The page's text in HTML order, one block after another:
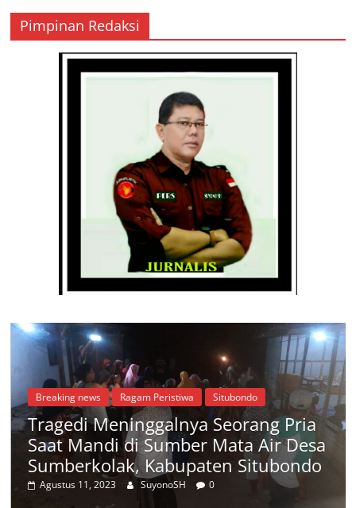
Pimpinan Redaksi
Breaking news Ragam Peristiwa Situbondo
Tragedi Meninggalnya Seorang Pria
Saat Mandi di Sumber Mata Air Desa
Sumberkolak, Kabupaten Situbondo
Agustus 11, 2023 SuyonoSH 0